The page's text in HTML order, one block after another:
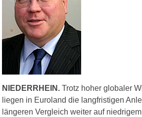
NIEDERRHEIN. Trotz hoher globaler
liegen in Euroland die langfristigen
längeren Vergleich weiter auf